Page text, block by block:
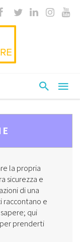
la propria
sicurezza e
di una
raccontano e
qui
prenderti